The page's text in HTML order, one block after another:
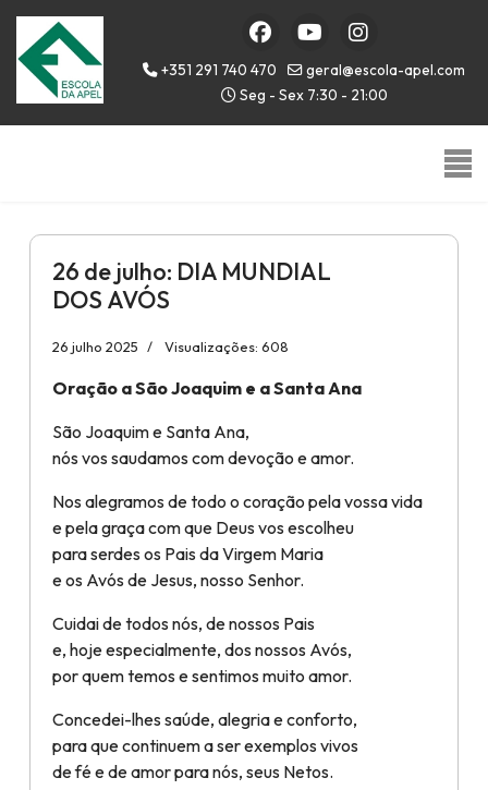
+351 291 740 470
geral@escola-apel.com
Seg - Sex 7:30 - 21:00
26 de julho: DIA MUNDIAL
DOS AVÓS
26 julho 2025 Visualizações: 608
Oração a São Joaquim e a Santa Ana
São Joaquim e Santa Ana,
nós vos saudamos com devoção e amor.
Nos alegramos de todo o coração pela vossa vida
e pela graça com que Deus vos escolheu
para serdes os Pais da Virgem Maria
e os Avós de Jesus, nosso Senhor.
Cuidai de todos nós, de nossos Pais
e, hoje especialmente, dos nossos Avós,
por quem temos e sentimos muito amor.
Concedei-lhes saúde, alegria e conforto,
para que continuem a ser exemplos vivos
de fé e de amor para nós, seus Netos.